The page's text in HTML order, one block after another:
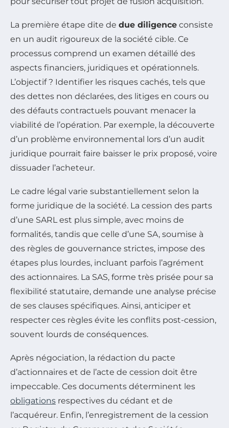
La première étape dite de due diligence consiste
en un audit rigoureux de la société cible. Ce
processus comprend un examen détaillé des
aspects financiers, juridiques et opérationnels.
L’objectif ? Identifier les risques cachés, tels que
des dettes non déclarées, des litiges en cours ou
des défauts contractuels pouvant menacer la
viabilité de l’opération. Par exemple, la découverte
d’un problème environnemental lors d’un audit
juridique pourrait faire baisser le prix proposé, voire
dissuader l’acheteur.
Le cadre légal varie substantiellement selon la
forme juridique de la société. La cession des parts
d’une SARL est plus simple, avec moins de
formalités, tandis que celle d’une SA, soumise à
des règles de gouvernance strictes, impose des
étapes plus lourdes, incluant parfois l’agrément
des actionnaires. La SAS, forme très prisée pour sa
flexibilité statutaire, demande une analyse précise
de ses clauses spécifiques. Ainsi, anticiper et
respecter ces règles évite les conflits post-cession,
souvent lourds de conséquences.
Après négociation, la rédaction du pacte
d’actionnaires et de l’acte de cession doit être
impeccable. Ces documents déterminent les
obligations respectives du cédant et de
l’acquéreur. Enfin, l’enregistrement de la cession